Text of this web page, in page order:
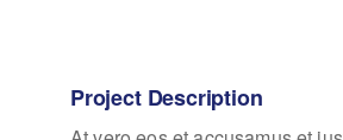
Project Description